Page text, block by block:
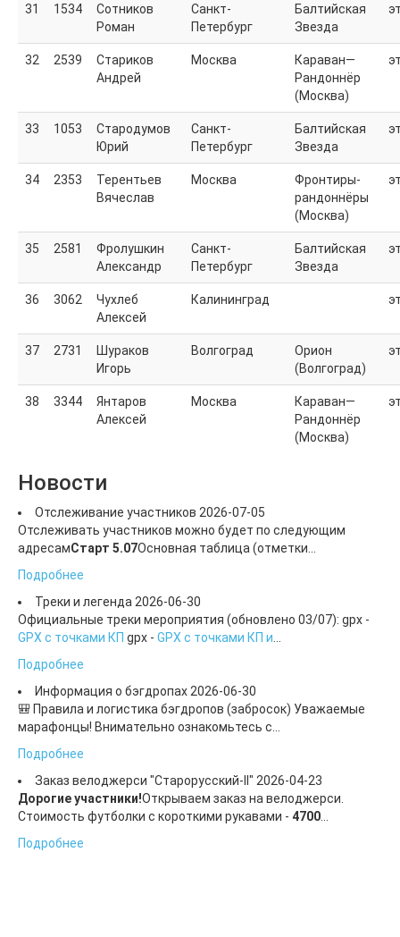
31 1534
Сотников
Роман
Санкт-
Петербург
Балтийская
Звезда
32 2539
Стариков
Андрей
Москва
Караван—
Рандоннёр
(Москва)
33 1053
Стародумов
Юрий
Санкт-
Петербург
Балтийская
Звезда
34 2353
Терентьев
Вячеслав
Москва
Фронтиры-
рандоннёры
(Москва)
35 2581
Фролушкин
Александр
Санкт-
Петербург
Балтийская
Звезда
36 3062
Чухлеб
Алексей
Калининград
37 2731
Шураков
Игорь
Волгоград
Орион
(Волгоград)
38 3344
Янтаров
Алексей
Москва
Караван—
Рандоннёр
(Москва)
Новости
Отслеживание участников 2026-07-05
Отслеживать участников можно будет по следующим
адресамСтарт 5.07Основная таблица (отметки...
Подробнее
Треки и легенда 2026-06-30
Официальные треки мероприятия (обновлено 03/07): gpx -
GPX с точками КП gpx - GPX с точками КП и
Подробнее
Информация о бэгдропах 2026-06-30
🎒 Правила и логистика бэгдропов (забросок) Уважаемые
марафонцы! Внимательно ознакомьтесь с...
Подробнее
Заказ велоджерси "Старорусский-II" 2026-04-23
Дорогие участники!Открываем заказ на велоджерси.
Стоимость футболки с короткими рукавами - 4700
Подробнее